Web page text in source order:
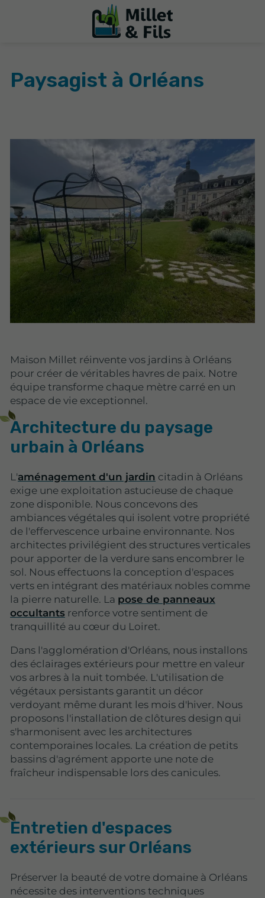
Paysagist à Orléans
Maison Millet réinvente vos jardins à Orléans
pour créer de véritables havres de paix. Notre
équipe transforme chaque mètre carré en un
espace de vie exceptionnel.
Architecture du paysage
urbain à Orléans
L'aménagement d'un jardin citadin à Orléans
exige une exploitation astucieuse de chaque
zone disponible. Nous concevons des
ambiances végétales qui isolent votre propriété
de l'effervescence urbaine environnante. Nos
architectes privilégient des structures verticales
pour apporter de la verdure sans encombrer le
sol. Nous effectuons la conception d'espaces
verts en intégrant des matériaux nobles comme
la pierre naturelle. La pose de panneaux
occultants renforce votre sentiment de
tranquillité au cœur du Loiret.
Dans l'agglomération d'Orléans, nous installons
des éclairages extérieurs pour mettre en valeur
vos arbres à la nuit tombée. L'utilisation de
végétaux persistants garantit un décor
verdoyant même durant les mois d'hiver. Nous
proposons l'installation de clôtures design qui
s'harmonisent avec les architectures
contemporaines locales. La création de petits
bassins d'agrément apporte une note de
fraîcheur indispensable lors des canicules.
Entretien d'espaces
extérieurs sur Orléans
Préserver la beauté de votre domaine à Orléans
nécessite des interventions techniques